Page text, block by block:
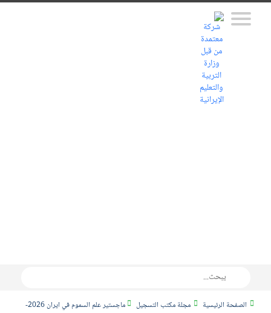
الصفحة الرئيسية مجلة مكتب التسجيل
ماجستير علم السموم في ايران 2026-